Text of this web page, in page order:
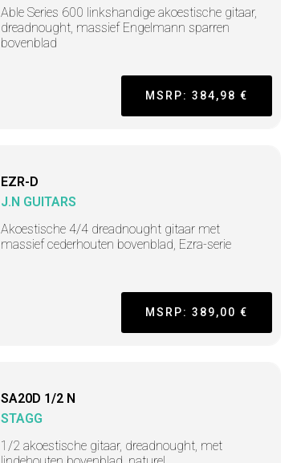
Able Series 600 linkshandige akoestische gitaar,
dreadnought, massief Engelmann sparren
bovenblad
MSRP: 384,98 €
EZR-D
J.N GUITARS
Akoestische 4/4 dreadnought gitaar met
massief cederhouten bovenblad, Ezra-serie
MSRP: 389,00 €
SA20D 1/2 N
STAGG
1/2 akoestische gitaar, dreadnought, met